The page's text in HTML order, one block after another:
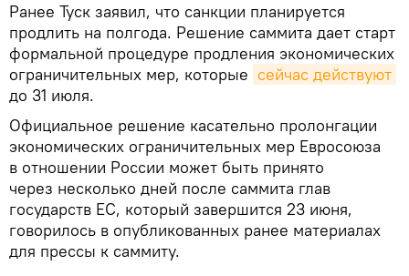
​Ранее Туск заявил, что санкции планируется
продлить на полгода. Решение саммита дает старт
формальной процедуре продления экономических
ограничительных мер, которые сейчас действуют
до 31 июля.
Официальное решение касательно пролонгации
экономических ограничительных мер Евросоюза
в отношении России может быть принято
через несколько дней после саммита глав
государств ЕС, который завершится 23 июня,
говорилось в опубликованных ранее материалах
для прессы к саммиту.